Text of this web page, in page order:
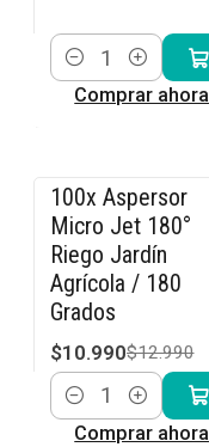
Cantidad
Comprar ahora
-15% OFF
100x Aspersor
Micro Jet 180°
Riego Jardín
Agrícola / 180
Grados
$10.990$12.990
Cantidad
Comprar ahora